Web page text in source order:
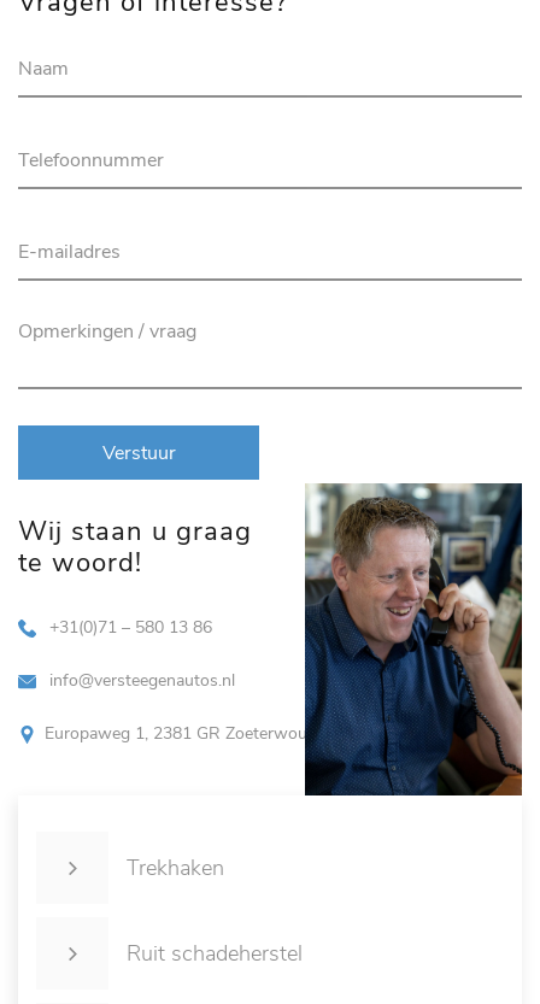
Verstuur
Wij staan u graag
te woord!
+31(0)71 – 580 13 86
info@versteegenautos.nl
Europaweg 1, 2381 GR Zoeterwoude
Trekhaken
Ruit schadeherstel